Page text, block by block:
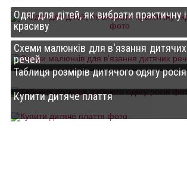
Одяг для дітей, як вибрати практичну і
красиву
Схеми малюнків для в'язання дитячих
речей
Таблиця розмірів дитячого одягу росія
Купити дитяче плаття